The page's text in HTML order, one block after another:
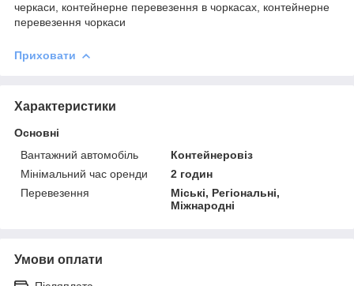
черкаси, контейнерне перевезення в чоркасах, контейнерне
перевезення чоркаси
Приховати
Характеристики
Основні
Вантажний автомобіль
Контейнеровіз
Мінімальний час оренди
2 годин
Перевезення
Міські, Регіональні,
Міжнародні
Умови оплати